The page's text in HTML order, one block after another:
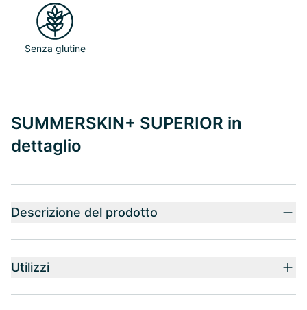
Senza glutine
SUMMERSKIN+ SUPERIOR in
dettaglio
Descrizione del prodotto
Utilizzi